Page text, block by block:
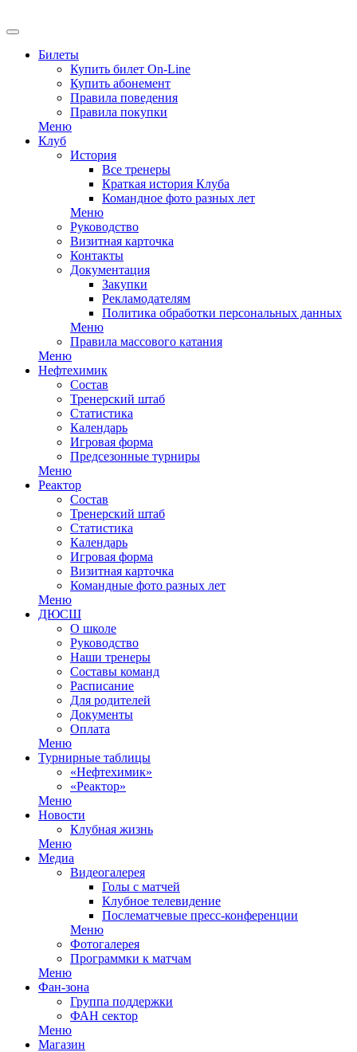
Билеты
Купить билет On-Line
Купить абонемент
Правила поведения
Правила покупки
Меню
Клуб
История
Все тренеры
Краткая история Клуба
Командное фото разных лет
Меню
Руководство
Визитная карточка
Контакты
Документация
Закупки
Рекламодателям
Политика обработки персональных данных
Меню
Правила массового катания
Меню
Нефтехимик
Состав
Тренерский штаб
Статистика
Календарь
Игровая форма
Предсезонные турниры
Меню
Реактор
Состав
Тренерский штаб
Статистика
Календарь
Игровая форма
Визитная карточка
Командные фото разных лет
Меню
ДЮСШ
О школе
Руководство
Наши тренеры
Составы команд
Расписание
Для родителей
Документы
Оплата
Меню
Турнирные таблицы
«Нефтехимик»
«Реактор»
Меню
Новости
Клубная жизнь
Меню
Медиа
Видеогалерея
Голы с матчей
Клубное телевидение
Послематчевые пресс-конференции
Меню
Фотогалерея
Программки к матчам
Меню
Фан-зона
Группа поддержки
ФАН сектор
Меню
Магазин